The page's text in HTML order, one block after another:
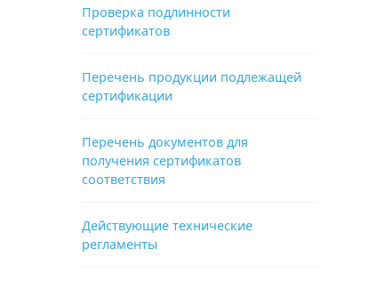
Проверка подлинности
сертификатов
Перечень продукции подлежащей
сертификации
Перечень документов для
получения сертификатов
соответствия
Действующие технические
регламенты